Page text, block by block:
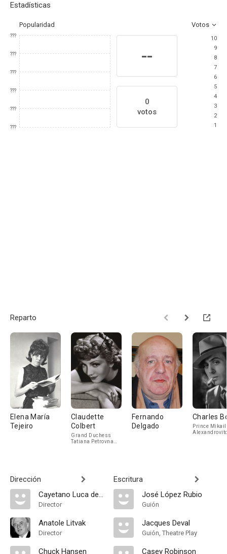
Estadísticas
Popularidad Votos
???
???
???
???
???
???
--
0
votos
10
9
8
7
6
5
4
3
2
1
Reparto
Elena María
Tejeiro
Claudette
Colbert
Grand Duchess
Tatiana Petrovna
Fernando
Delgado
Charles
Prince Mikail
Dirección
Cayetano Luca de Tena
Director
Anatole Litvak
Director
Chuck Hansen
Escritura
José López Rubio
Guión
Jacques Deval
Guión, Theatre Play
Casey Robinson